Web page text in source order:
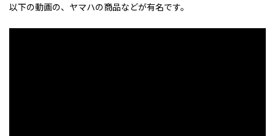
以下の動画の、ヤマハの商品などが有名です。